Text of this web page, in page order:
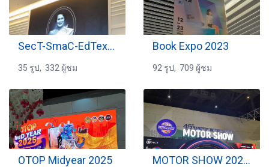
SecT-SmaC-EdTex 2025
35 รูป, 332 ผู้ชม
Book Expo 2023
92 รูป, 709 ผู้ชม
OTOP Midyear 2025 MOTOR SHOW 2024 (1)